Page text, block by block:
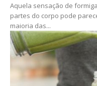
Aquela sensação de
partes do corpo pode
maioria das...